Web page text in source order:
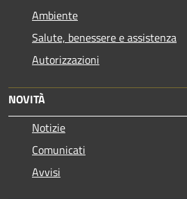
Ambiente
Salute, benessere e assistenza
Autorizzazioni
NOVITÀ
Notizie
Comunicati
Avvisi